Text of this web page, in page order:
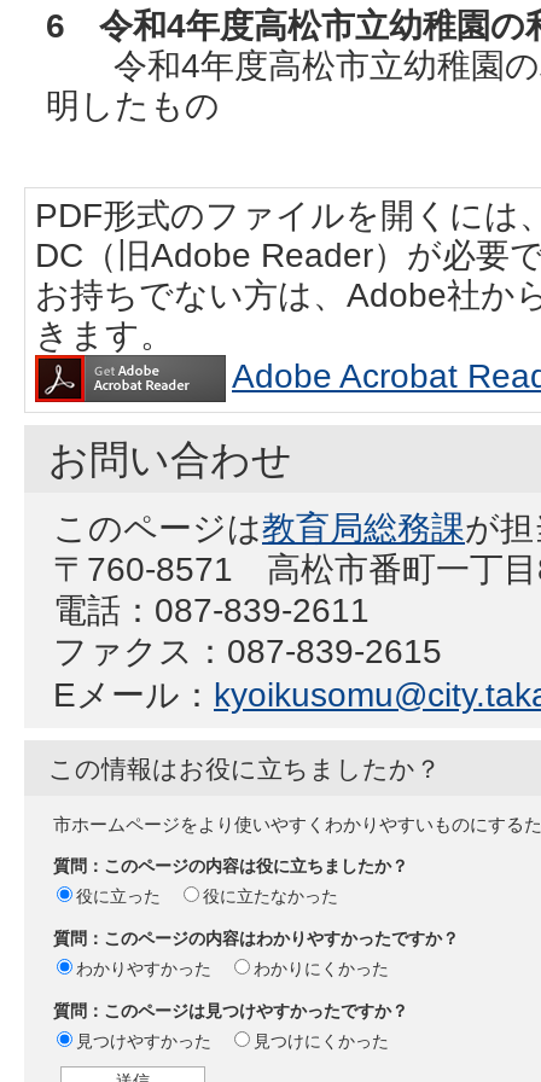
6 令和4年度高松市立幼稚園の
令和4年度高松市立幼稚園の
明したもの
PDF形式のファイルを開くには
DC（旧Adobe Reader）が必要
お持ちでない方は、Adobe社か
きます。
Adobe Acrobat
お問い合わせ
このページは教育局総務課が
〒760-8571 高松市番町一丁
電話：087-839-2611
ファクス：087-839-2615
Eメール：
この情報はお役に立ちましたか？
市ホームページをより使いやすくわかりやすいものにする
質問：このページの内容は役に立ちましたか？
役に立った
役に立たなかった
質問：このページの内容はわかりやすかったですか？
わかりやすかった
わかりにくかった
質問：このページは見つけやすかったですか？
見つけやすかった
見つけにくかった